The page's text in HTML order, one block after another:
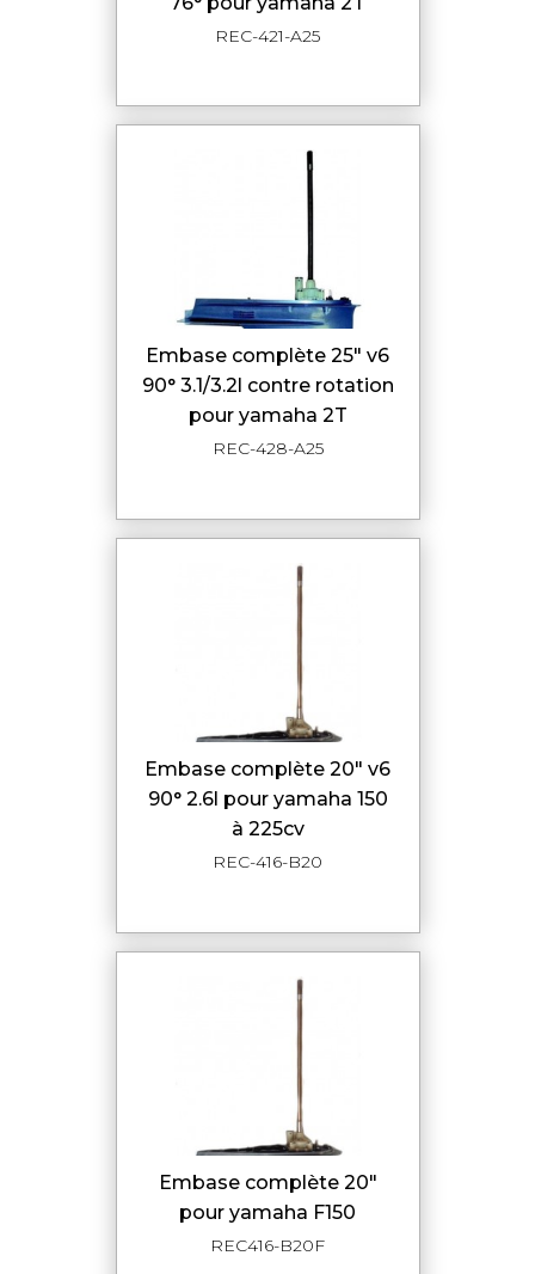
REC-421-A25
embase complète 25" v6
90° 3.1/3.2l contre rotation
pour yamaha 2T
REC-428-A25
embase complète 20" v6
90° 2.6l pour yamaha 150
à 225cv
REC-416-B20
embase complète 20"
pour yamaha F150
REC416-B20F